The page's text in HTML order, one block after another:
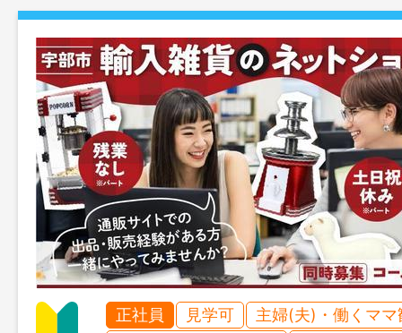
正社員 見学可
主婦(夫)・働くママ